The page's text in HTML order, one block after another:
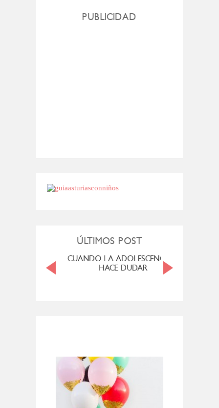
PUBLICIDAD
ÚLTIMOS POST
CUANDO LA ADOLESCENCIA ME
HACE DUDAR